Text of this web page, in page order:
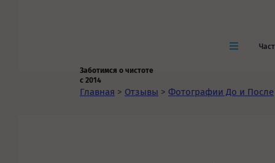
Заботимся о чистоте
с 2014
Главная > Отзывы > Фотографии До и После